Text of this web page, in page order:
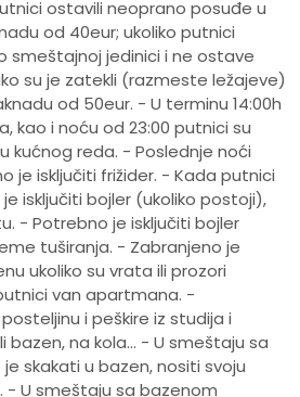
ostavili neoprano posuđe u
od 40eur; ukoliko putnici
smeštajnoj jedinici i ne ostave
su je zatekli (razmeste ležajeve)
od 50eur. - U terminu 14:00h
kao i noću od 23:00 putnici su
kućnog reda. - Poslednje noći
je isključiti frižider. - Kada putnici
isključiti bojler (ukoliko postoji),
- Potrebno je isključiti bojler
tuširanja. - Zabranjeno je
ukoliko su vrata ili prozori
van apartmana. -
i peškire iz studija i
na kola... - U smeštaju sa
skakati u bazen, nositi svoju
- U smeštaju sa bazenom